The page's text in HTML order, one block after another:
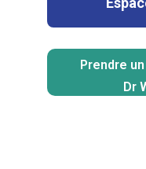
Prendre
Dr